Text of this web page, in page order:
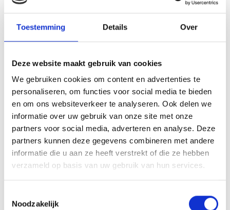
Toestemming Details Over
Deze website maakt gebruik van cookies
We gebruiken cookies om content en advertenties te
personaliseren, om functies voor social media te bieden
en om ons websiteverkeer te analyseren. Ook delen we
informatie over uw gebruik van onze site met onze
partners voor social media, adverteren en analyse. Deze
partners kunnen deze gegevens combineren met andere
informatie die u aan ze heeft verstrekt of die ze hebben
verzameld op basis van uw gebruik van hun services.
Noodzakelijk
laadpunten om de omgeving zo min mogelijk te
belasten. Trek je wandelschoenen aan of stap op de
fiets en ontdek de ongerepte natuur. Op slechts 15
minuten fietsafstand vind je het weidse strand van
Schoorl aan Zee, waar het nog écht rustig is.
De Boet
De Boet is een luxe vrijstaand vakantiehuis voor 2-4
personen. Een heerlijk plekje voor jezelf, gezellig,
vakantiepark maar in een rustige, bosrijke omgeving